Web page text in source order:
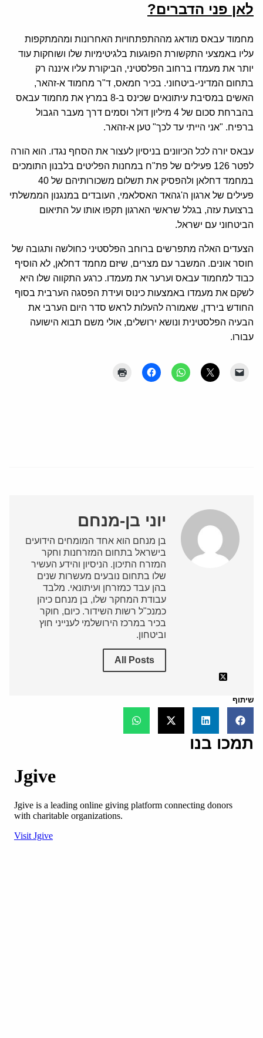
לאן פני הדברים?
מחמוד עבאס מודאג מההתפתחויות האחרונות ומהמתקפות
עליו באמצעי התקשורת הפוגעות בלגיטימיות שלו ושוחקות עוד
יותר את מעמדו ברחוב הפלסטיני, הביקורת עליו איננה רק
בתחום המדיני-ביטחוני. בכיר חמאס, ד"ר מחמוד א-זהאר,
האשים במסיבת עיתונאים שכינס ב-8 במרץ את מחמוד עבאס
בהברחת סכום של 4 מיליון דולר וסמים דרך מעבר הגבול
ברפיח. "אני הייתי עד לכך" טען א-זהאר.
עבאס יורה לכל הכיוונים בניסיון לעצור את הסחף נגדו. הוא הורה
לפטר 126 פעילים של פת"ח במחנות הפליטים בלבנון התומכים
במחמד דחלאן ולהפסיק את תשלום משכורותיהם של 40
פעילים של ארגון ה'גהאד האסלאמי, העובדים במנגנון הממשלתי
ברצועת עזה, בגלל שראשי הארגון תקפו אותו על התיאום
הביטחוני עם ישראל.
הצעדים האלה מתפרשים ברוחב הפלסטיני כחולשה ותגובה של
חוסר אונים. המשבר עם מצרים, שיזם מחמד דחלאן, לא הוסיף
כבוד למחמוד עבאס וערער את מעמדו. כרגע התקווה שלו היא
לשקם את מעמדו באמצעות כינוס ועידת הפסגה הערבית בסוף
החודש בירדן, שאמורה להעלות לראש סדר היום הערבי את
הבעיה הפלסטינית ונושא ירושלים, אולי משם תבוא הישועה
עבורו.
יוני בן-מנחם
בן מנחם הוא אחד המומחים הידועים
בישראל בתחום המזרחנות וחקר
המזרח התיכון. הניסיון והידע העשיר
שלו בתחום נובעים מעשרות שנים
בהן עבד כמזרחן ועיתונאי. מלבד
עבודת המחקר שלו, בן מנחם כיהן
כמנכ"ל רשות השידור. כיום, חוקר
בכיר במרכז הירושלמי לענייני חוץ
וביטחון.
All Posts
שיתוף
תמכו בנו